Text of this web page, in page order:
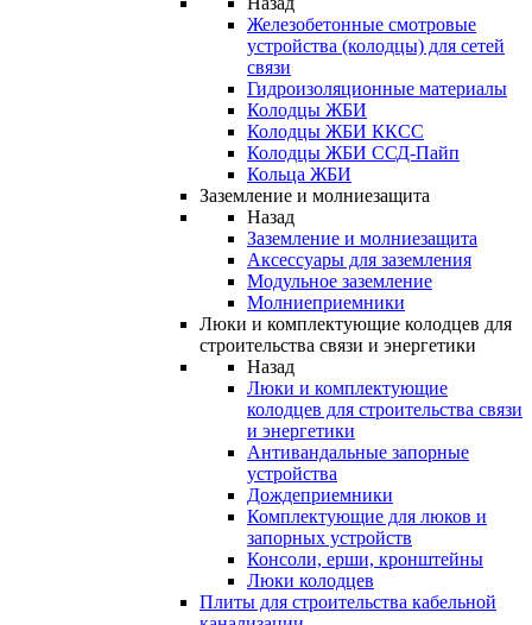
Железобетонные смотровые
устройства (колодцы) для сетей
связи
Гидроизоляционные материалы
Колодцы ЖБИ
Колодцы ЖБИ ККСС
Колодцы ЖБИ ССД-Пайп
Кольца ЖБИ
Заземление и молниезащита
Назад
Заземление и молниезащита
Аксессуары для заземления
Модульное заземление
Молниеприемники
Люки и комплектующие колодцев для
строительства связи и энергетики
Назад
Люки и комплектующие
колодцев для строительства связи
и энергетики
Антивандальные запорные
устройства
Дождеприемники
Комплектующие для люков и
запорных устройств
Консоли, ерши, кронштейны
Люки колодцев
Плиты для строительства кабельной